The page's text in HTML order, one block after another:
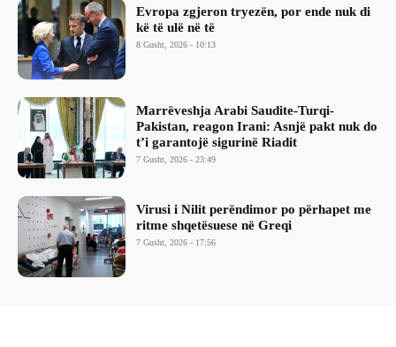
Evropa zgjeron tryezën, por ende nuk di
kë të ulë në të
8 Gusht, 2026 - 10:13
Marrëveshja Arabi Saudite-Turqi-
Pakistan, reagon Irani: Asnjë pakt nuk do
t’i garantojë sigurinë Riadit
7 Gusht, 2026 - 23:49
Virusi i Nilit perëndimor po përhapet me
ritme shqetësuese në Greqi
7 Gusht, 2026 - 17:56